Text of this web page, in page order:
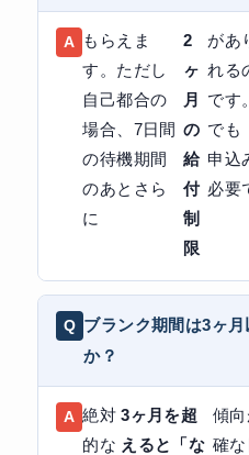
もらえま
す。ただし
自己都合の
場合、7日間
の待機期間
のあとさら
に
2
ヶ
月
の
給
付
制
限
があ
れる
です
でも
申込
必要
ブランク期間は3ヶ
か？
絶対
的な
3ヶ月を超
えると「な
傾
確